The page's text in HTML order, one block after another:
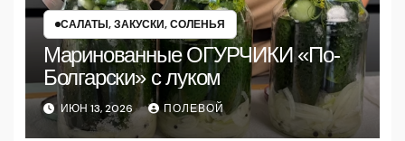
САЛАТЫ, ЗАКУСКИ, СОЛЕНЬЯ
Маринованные ОГУРЧИКИ «По-
Болгарски» с луком
ИЮН 13, 2026 ПОЛЕВОЙ